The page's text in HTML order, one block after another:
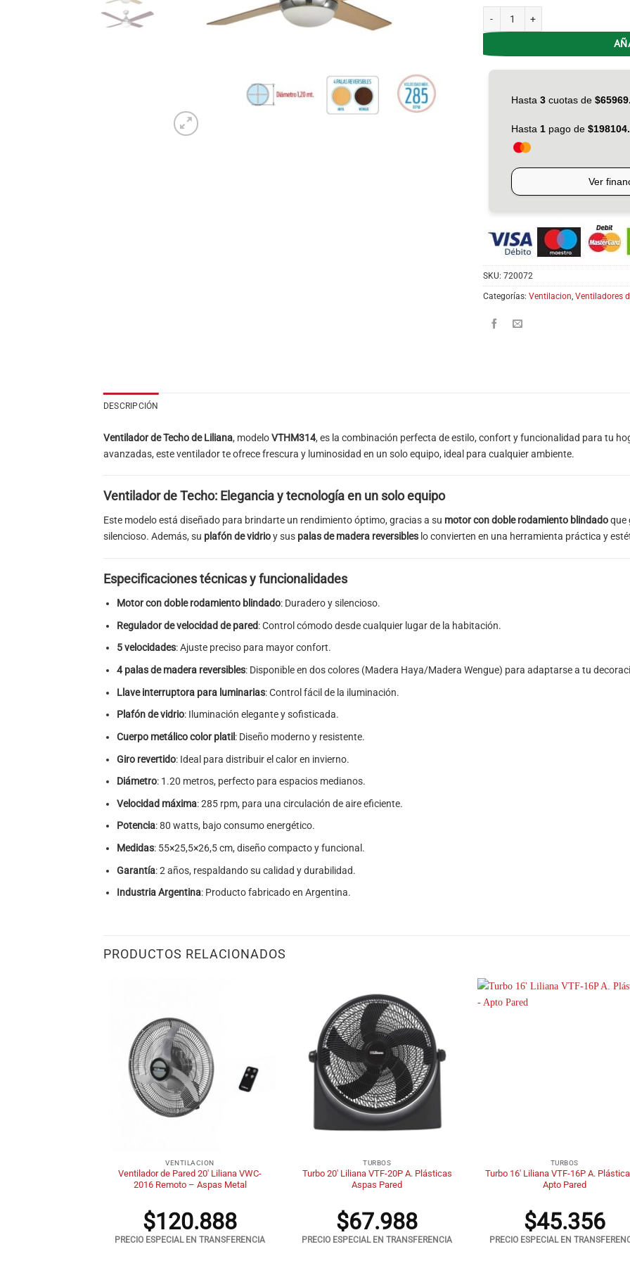
SKU: 720072
Categorías: Ventilacion, Ventiladores
DESCRIPCIÓN
Ventilador de Techo de Liliana, modeloVTHM314, es la combinación perfecta de estilo, confort y funcionalidad para tu
avanzadas, este ventilador te ofrece frescura y luminosidad en un solo equipo, ideal para cualquier ambiente.
Ventilador de Techo: Elegancia y tecnología en un solo equipo
Este modelo está diseñado para brindarte un rendimiento óptimo, gracias a su motor con doble rodamiento blindadoque
silencioso. Además, su plafón de vidrioy sus palas de madera reversibles lo convierten en una herramienta práctica y
Especificaciones técnicas y funcionalidades
Motor con doble rodamiento blindado: Duradero y silencioso.
Regulador de velocidad de pared: Control cómodo desde cualquier lugar de la habitación.
5 velocidades: Ajuste preciso para mayor confort.
4 palas de madera reversibles: Disponible en dos colores (Madera Haya/Madera Wengue) para adaptarse a tu
Llave interruptora para luminarias: Control fácil de la iluminación.
Plafón de vidrio: Iluminación elegante y sofisticada.
Cuerpo metálico color platil : Diseño moderno y resistente.
Giro revertido: Ideal para distribuir el calor en invierno.
Diámetro: 1.20 metros, perfecto para espacios medianos.
Velocidad máxima: 285 rpm, para una circulación de aire eficiente.
Potencia: 80 watts, bajo consumo energético.
Medidas: 55×25,5×26,5 cm, diseño compacto y funcional.
Garantía: 2 años, respaldando su calidad y durabilidad.
Industria Argentina: Producto fabricado en Argentina.
PRODUCTOS RELACIONADOS
VENTILACION
Ventilador de Pared 20′ Liliana VWC-
2016 Remoto – Aspas Metal
$120.888
PRECIO ESPECIAL EN TRANSFERENCIA
TURBOS
Turbo 20′ Liliana VTF-20P A. Plásticas
Aspas Pared
$67.988
PRECIO ESPECIAL EN TRANSFERENCIA
TURBOS
Turbo 16′ Liliana VTF-16P A.
Apto Pared
$45.356
PRECIO ESPECIAL EN